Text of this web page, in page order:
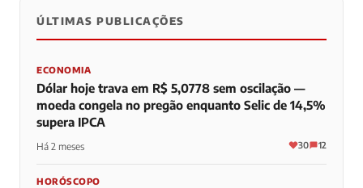
0 0 0
ÚLTIMAS PUBLICAÇÕES
ECONOMIA
Dólar hoje trava em R$ 5,0778 sem oscilação —
moeda congela no pregão enquanto Selic de 14,5%
supera IPCA
Há 2 meses 30 12
HORÓSCOPO